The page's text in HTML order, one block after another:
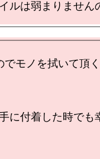
でモノを拭いて頂
に付着した時でも